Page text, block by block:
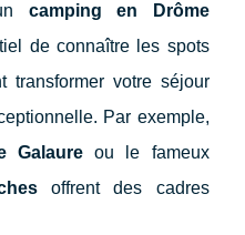
camping en Drôme
de connaître les spots
transformer votre séjour
Par exemple,
Galaure ou le fameux
offrent des cadres